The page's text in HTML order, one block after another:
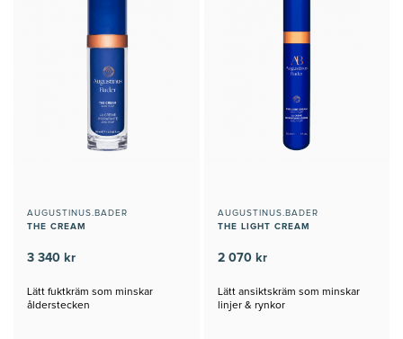
AUGUSTINUS.BADER
THE CREAM
3 340 kr
Lätt fuktkräm som minskar
ålderstecken
AUGUSTINUS.BADER
THE LIGHT CREAM
2 070 kr
Lätt ansiktskräm som minskar
linjer & rynkor